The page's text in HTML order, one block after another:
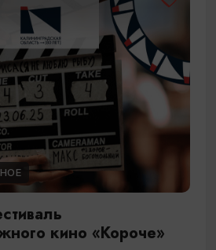
кино «Короче»